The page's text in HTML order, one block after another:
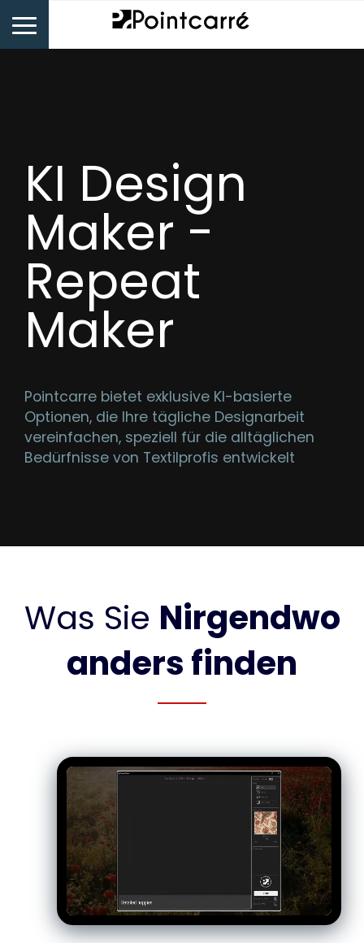
KI Design
Maker -
Repeat
Maker
Pointcarre bietet exklusive KI-basierte
Optionen, die Ihre tägliche Designarbeit
vereinfachen, speziell für die alltäglichen
Bedürfnisse von Textilprofis entwickelt
Was Sie Nirgendwo
anders finden